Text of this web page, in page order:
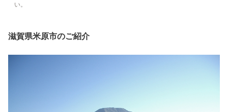
い。
滋賀県米原市のご紹介